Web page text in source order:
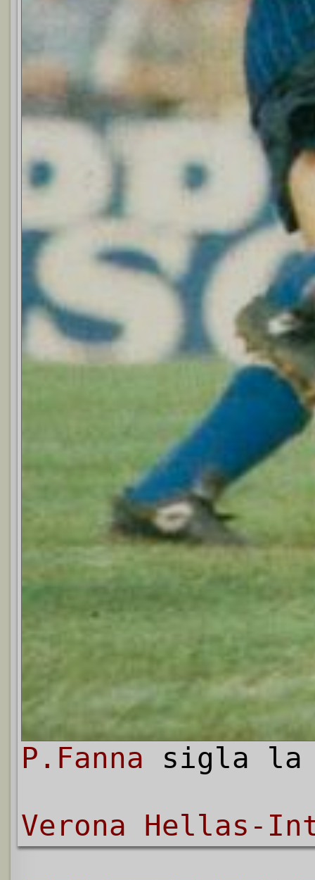
P.Fanna sigla la
Verona Hellas-